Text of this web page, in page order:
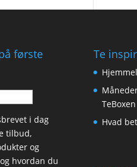
første
i dag
tilbud,
og
hvordan du
Te
TeBoxen
Hvad